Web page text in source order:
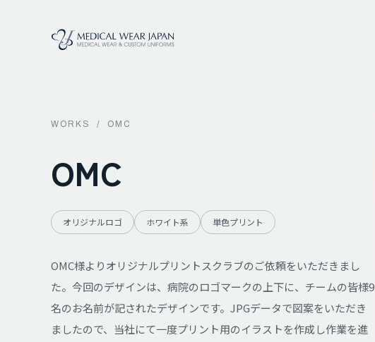
WORKS / OMC
OMC
オリジナルロゴ ホワイト系 単色プリント
OMC様よりオリジナルプリントスクラブのご依頼をいただきまし
た。今回のデザインは、病院のロゴマークの上下に、チームの皆様9
名のお名前が記されたデザインです。JPGデータで図案をいただき
ましたので、当社にて一度プリント用のイラストを作成し作業を進